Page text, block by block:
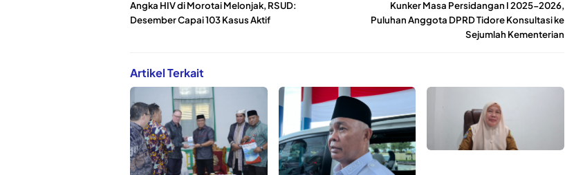
Angka HIV di Morotai Melonjak, RSUD:
Desember Capai 103 Kasus Aktif
Kunker Masa Persidangan I 2025-2026,
Puluhan Anggota DPRD Tidore Konsultasi ke
Sejumlah Kementerian
Artikel Terkait